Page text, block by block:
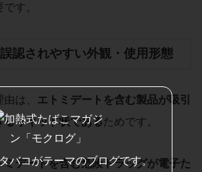
す。
認されやすい外観・使用形態
は、 エトミデートを含む製品が吸引
るリキッド状であるためです。
ミデートを含む危険ドラッグが電子た
バコがテーマのブログです。